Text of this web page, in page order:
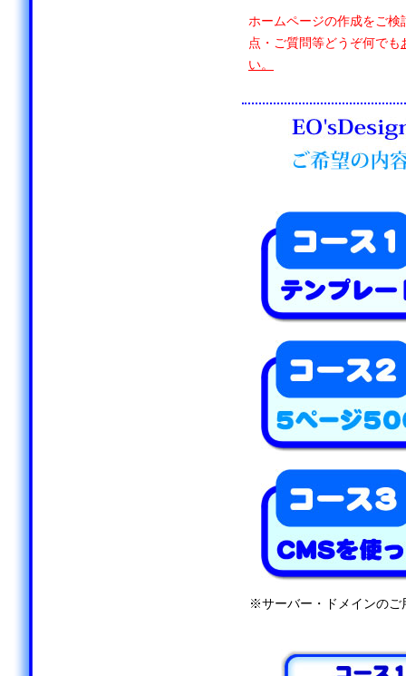
ホームページの作成をご検
点・ご質問等どうぞ何でも
い。
※サーバー・ドメインのご